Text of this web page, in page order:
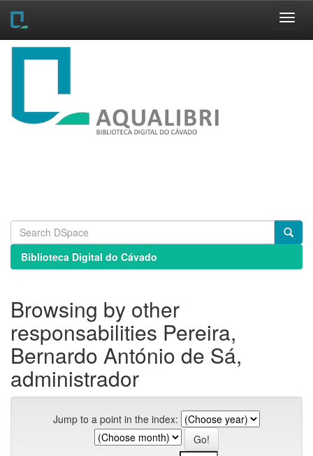
Skip
Biblioteca Digital do Cávado
Browsing by other
responsabilities Pereira,
Bernardo António de Sá,
administrador
Jump to a point in the index: